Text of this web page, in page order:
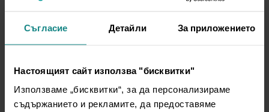
Съгласие Детайли За приложението
Настоящият сайт използва "бисквитки"
Използваме „бисквитки“, за да персонализираме
съдържанието и рекламите, да предоставяме